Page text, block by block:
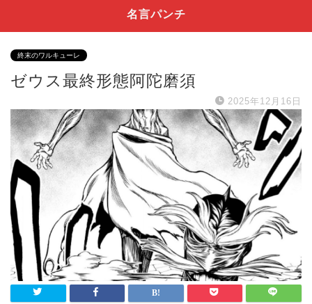
名言パンチ
終末のワルキューレ
ゼウス最終形態阿陀磨須
2025年12月16日